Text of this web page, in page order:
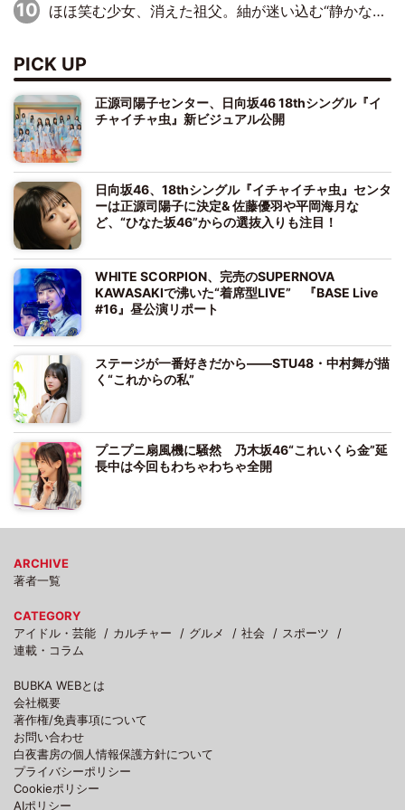
ほほ笑む少女、消えた祖父。紬が迷い込む“静かな恐怖”――『路地裏ホテル』EP4
PICK UP
正源司陽子センター、日向坂46 18thシングル『イ
チャイチャ虫』新ビジュアル公開
日向坂46、18thシングル『イチャイチャ虫』センタ
ーは正源司陽子に決定& 佐藤優羽や平岡海月な
ど、“ひなた坂46”からの選抜入りも注目！
WHITE SCORPION、完売のSUPERNOVA
KAWASAKIで沸いた“着席型LIVE” 『BASE Live
#16』昼公演リポート
ステージが一番好きだから――STU48・中村舞が描
く“これからの私”
プニプニ扇風機に騒然 乃木坂46“これいくら金”延
長中は今回もわちゃわちゃ全開
ARCHIVE
著者一覧
CATEGORY
アイドル・芸能
カルチャー グルメ 社会
スポーツ
連載・コラム
BUBKA WEBとは
会社概要
著作権/免責事項について
お問い合わせ
白夜書房の個人情報保護方針について
プライバシーポリシー
Cookieポリシー
AIポリシー